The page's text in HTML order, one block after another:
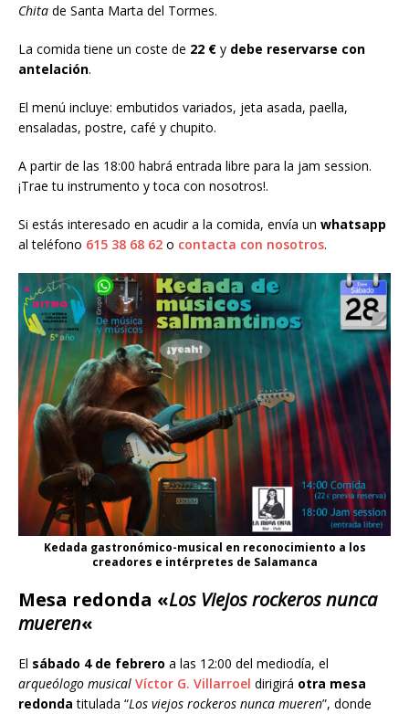
Chita de Santa Marta del Tormes.
La comida tiene un coste de 22 € y debe reservarse con
antelación.
El menú incluye: embutidos variados, jeta asada, paella,
ensaladas, postre, café y chupito.
A partir de las 18:00 habrá entrada libre para la jam session.
¡Trae tu instrumento y toca con nosotros!.
Si estás interesado en acudir a la comida, envía un whatsapp
al teléfono 615 38 68 62 o contacta con nosotros.
Kedada gastronómico-musical en reconocimiento a los
creadores e intérpretes de Salamanca
Mesa redonda «Los Viejos rockeros nunca
mueren«
El sábado 4 de febrero a las 12:00 del mediodía, el
arqueólogo musical Víctor G. Villarroel dirigirá otra mesa
redonda titulada “Los viejos rockeros nunca mueren”, donde